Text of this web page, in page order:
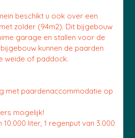
beschikt u ook over een
zolder (94m2). Dit bijgebouw
garage en stallen voor de
kunnen de paarden
weide of paddock.
met paardenaccommodatie op
mogelijk!
liter, 1 regenput van 3.000